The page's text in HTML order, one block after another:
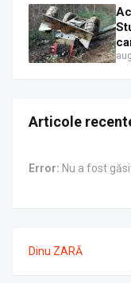
Articole
Error: Nu a fost
Dinu ZARĂ